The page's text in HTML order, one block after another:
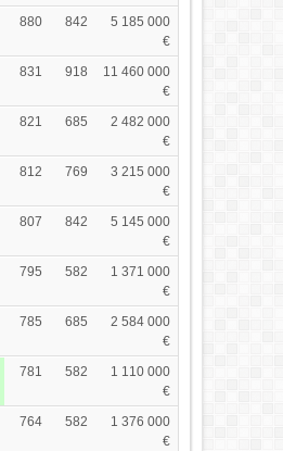
880 842
5 185 000
€
831 918
11 460 000
€
821 685
2 482 000
€
812 769
3 215 000
€
807 842
5 145 000
€
795 582
1 371 000
€
785 685
2 584 000
€
781 582
1 110 000
€
764 582
1 376 000
€